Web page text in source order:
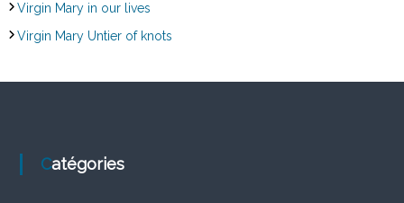
Virgin Mary in our lives
Virgin Mary Untier of knots
Catégories